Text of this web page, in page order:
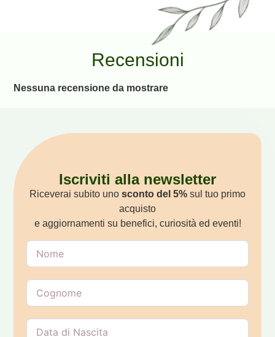
Recensioni
Nessuna recensione da mostrare
Iscriviti alla newsletter
Riceverai subito uno sconto del 5% sul tuo primo
acquisto
e aggiornamenti su benefici, curiosità ed eventi!